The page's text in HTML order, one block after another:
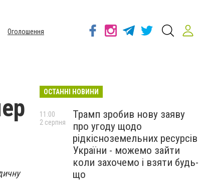
Оголошення
ОСТАННІ НОВИНИ
Трамп зробив нову заяву
про угоду щодо
рідкісноземельних ресурсів
України - можемо зайти
коли захочемо і взяти будь-
що
11:00
2 серпня